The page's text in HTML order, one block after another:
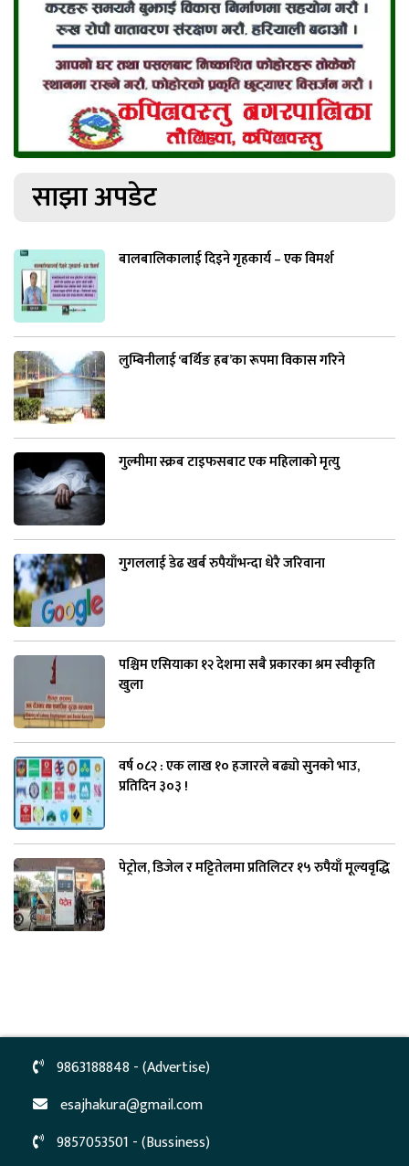
साझा अपडेट
बालबालिकालाई दिइने गृहकार्य – एक विमर्श
लुम्बिनीलाई ‘बर्थिङ हब’का रूपमा विकास गरिने
गुल्मीमा स्क्रब टाइफसबाट एक महिलाको मृत्यु
गुगललाई डेढ खर्ब रुपैयाँभन्दा धेरै जरिवाना
पश्चिम एसियाका १२ देशमा सबै प्रकारका श्रम स्वीकृति
खुला
वर्ष ०८२ : एक लाख १० हजारले बढ्यो सुनको भाउ,
प्रतिदिन ३०३ !
पेट्रोल, डिजेल र मट्टितेलमा प्रतिलिटर १५ रुपैयाँ मूल्यवृद्धि
9863188848 - (Advertise)
esajhakura@gmail.com
9857053501 - (Bussiness)